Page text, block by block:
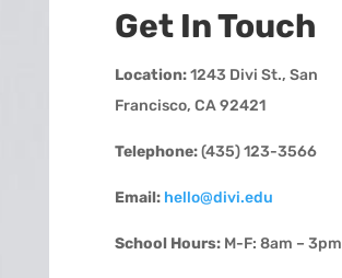
Get In Touch
Location:1243 Divi St., San
Francisco, CA 92421
Telephone:(435) 123-3566
Email: hello@divi.edu
School Hours:M-F: 8am – 3pm